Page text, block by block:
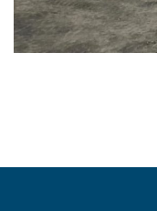
MARINE AIRBAG